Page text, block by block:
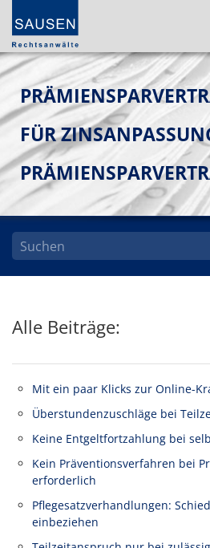
FÜR
Alle Beiträge:
Mit ein paar Klicks zur Online-
Überstundenzuschläge bei
Keine Entgeltfortzahlung bei
Kein Präventionsverfahren bei
erforderlich
Pflegesatzverhandlungen:
einbeziehen